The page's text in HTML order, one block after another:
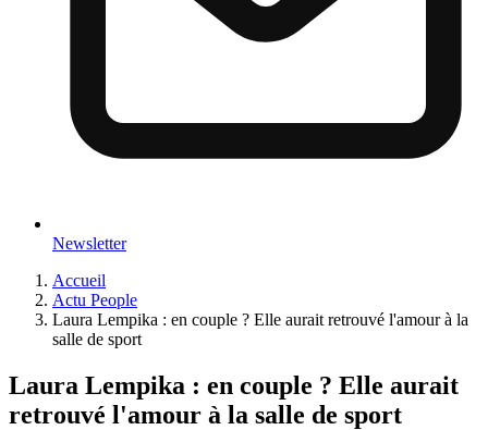
Newsletter
Accueil
Actu People
Laura Lempika : en couple ? Elle aurait retrouvé l'amour à la
salle de sport
Laura Lempika : en couple ? Elle aurait
retrouvé l'amour à la salle de sport